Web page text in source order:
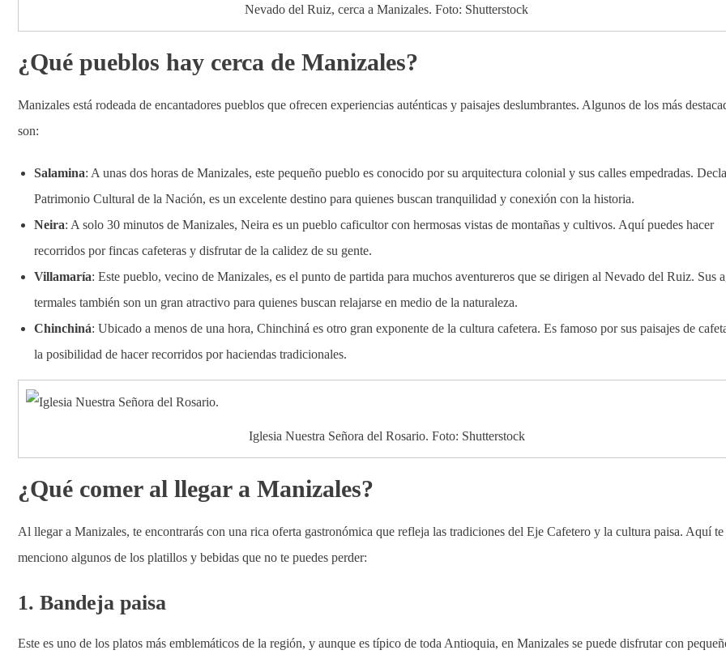
Nevado del Ruiz, cerca a Manizales. Foto: Shutterstock
¿Qué pueblos hay cerca de Manizales?
Manizales está rodeada de encantadores pueblos que ofrecen experiencias auténticas y paisajes deslumbrantes. Algunos de los más
son:
Salamina: A unas dos horas de Manizales, este pequeño pueblo es conocido por su arquitectura colonial y sus calles empedradas.
Patrimonio Cultural de la Nación, es un excelente destino para quienes buscan tranquilidad y conexión con la historia.
Neira: A solo 30 minutos de Manizales, Neira es un pueblo caficultor con hermosas vistas de montañas y cultivos. Aquí puedes hacer
recorridos por fincas cafeteras y disfrutar de la calidez de su gente.
Villamaría: Este pueblo, vecino de Manizales, es el punto de partida para muchos aventureros que se dirigen al Nevado del Ruiz. Sus
termales también son un gran atractivo para quienes buscan relajarse en medio de la naturaleza.
Chinchiná: Ubicado a menos de una hora, Chinchiná es otro gran exponente de la cultura cafetera. Es famoso por sus paisajes de
la posibilidad de hacer recorridos por haciendas tradicionales.
Iglesia Nuestra Señora del Rosario. Foto: Shutterstock
¿Qué comer al llegar a Manizales?
Al llegar a Manizales, te encontrarás con una rica oferta gastronómica que refleja las tradiciones del Eje Cafetero y la cultura paisa. Aquí te
menciono algunos de los platillos y bebidas que no te puedes perder:
1. Bandeja paisa
Este es uno de los platos más emblemáticos de la región, y aunque es típico de toda Antioquia, en Manizales se puede disfrutar con